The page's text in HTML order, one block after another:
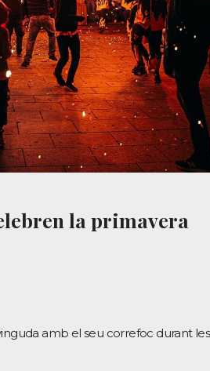
la primavera
amb el seu correfoc durant